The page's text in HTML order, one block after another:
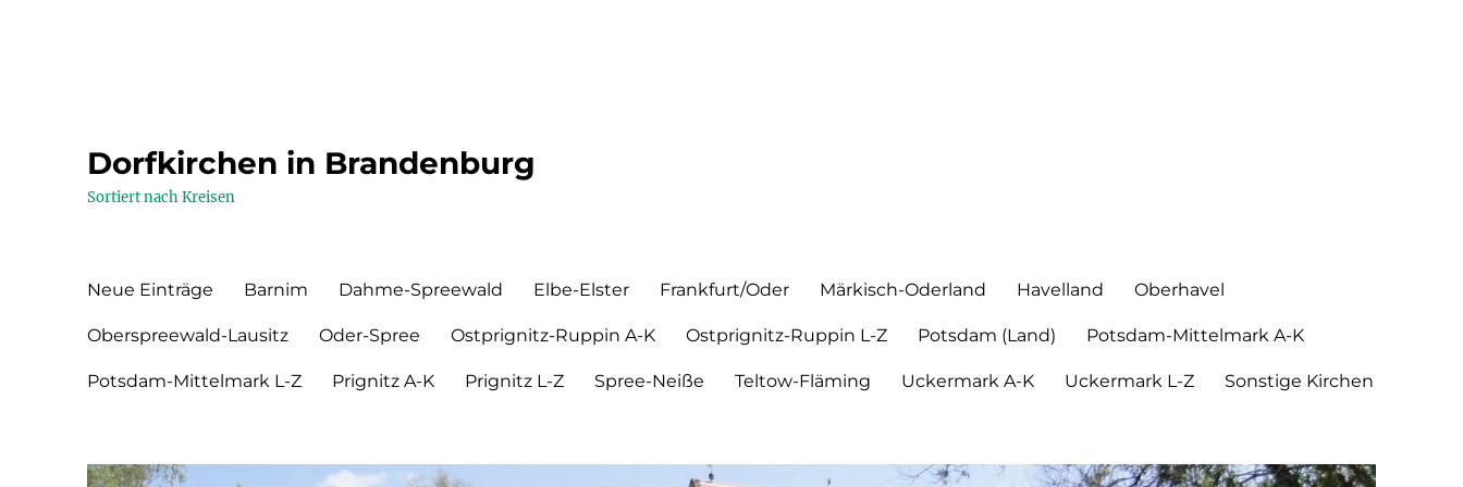
Dorfkirchen in Brandenburg
Sortiert nach Kreisen
Neue Einträge Barnim Dahme-Spreewald Elbe-Elster Frankfurt/Oder Märkisch-Oderland Havelland Oberhavel
Oberspreewald-Lausitz Oder-Spree Ostprignitz-Ruppin A-K Ostprignitz-Ruppin L-Z Potsdam (Land) Potsdam-Mittelmark A-K
Potsdam-Mittelmark L-Z Prignitz A-K Prignitz L-Z Spree-Neiße Teltow-Fläming Uckermark A-K Uckermark L-Z Sonstige Kirchen